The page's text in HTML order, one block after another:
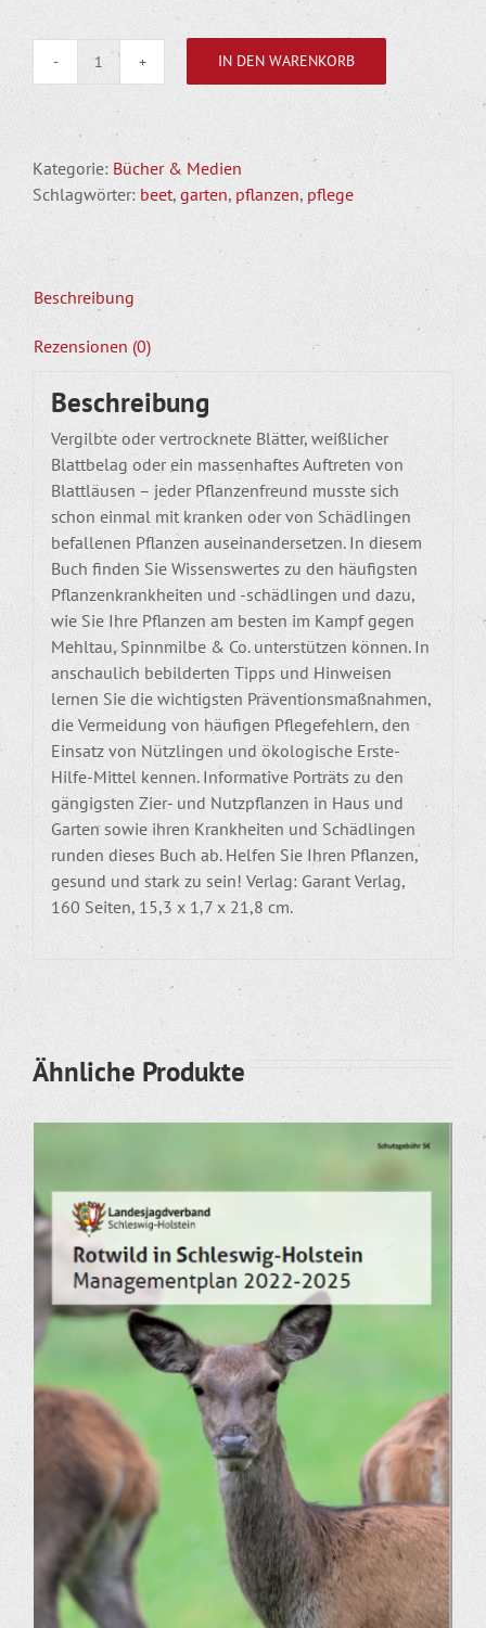
Pflanzen
Hilfe
für
und
Menge
IN DEN WARENKORB
Kategorie: Bücher & Medien
Schlagwörter: beet, garten, pflanzen, pflege
Beschreibung
Rezensionen (0)
Beschreibung
Vergilbte oder vertrocknete Blätter, weißlicher
Blattbelag oder ein massenhaftes Auftreten von
Blattläusen – jeder Pflanzenfreund musste sich
schon einmal mit kranken oder von Schädlingen
befallenen Pflanzen auseinandersetzen. In diesem
Buch finden Sie Wissenswertes zu den häufigsten
Pflanzenkrankheiten und -schädlingen und dazu,
wie Sie Ihre Pflanzen am besten im Kampf gegen
Mehltau, Spinnmilbe & Co. unterstützen können. In
anschaulich bebilderten Tipps und Hinweisen
lernen Sie die wichtigsten Präventionsmaßnahmen,
die Vermeidung von häufigen Pflegefehlern, den
Einsatz von Nützlingen und ökologische Erste-
Hilfe-Mittel kennen. Informative Porträts zu den
gängigsten Zier- und Nutzpflanzen in Haus und
Garten sowie ihren Krankheiten und Schädlingen
runden dieses Buch ab. Helfen Sie Ihren Pflanzen,
gesund und stark zu sein! Verlag: Garant Verlag,
160 Seiten, 15,3 x 1,7 x 21,8 cm.
Ähnliche Produkte